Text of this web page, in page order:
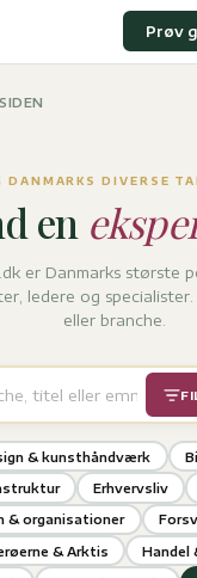
Prøv
DANMARKS DIVERSE
en
er Danmarks største
ledere og
eller branche.
& kunsthåndværk
Erhvervsliv
& organisationer
& Arktis Handel